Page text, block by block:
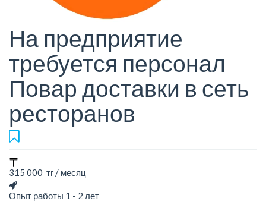
На предприятие
требуется персонал
Повар доставки в сеть
ресторанов
315 000 тг / месяц
Опыт работы 1 - 2 лет